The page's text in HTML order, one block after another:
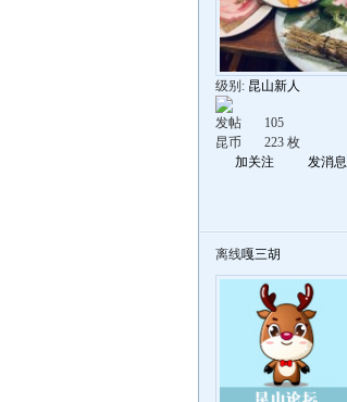
级别: 昆山新人
发帖
105
昆币
223 枚
加关注
发消息
离线嘎三胡